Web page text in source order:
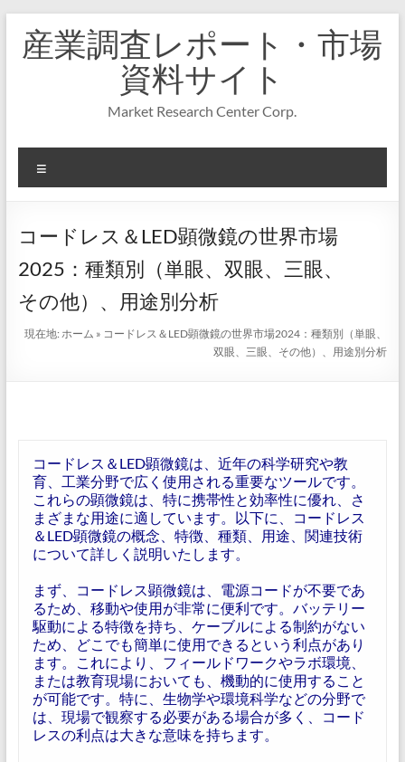
キ
プ
産業調査レポート・市場
資料サイト
Market Research Center Corp.
ニ
ー
コードレス＆LED顕微鏡の世界市場
2025：種類別（単眼、双眼、三眼、
その他）、用途別分析
現在地:ホーム » コードレス＆LED顕微鏡の世界市場2024：種類別（単眼、
双眼、三眼、その他）、用途別分析
コードレス＆LED顕微鏡は、近年の科学研究や教
育、工業分野で広く使用される重要なツールです。
これらの顕微鏡は、特に携帯性と効率性に優れ、さ
まざまな用途に適しています。以下に、コードレス
＆LED顕微鏡の概念、特徴、種類、用途、関連技術
について詳しく説明いたします。
まず、コードレス顕微鏡は、電源コードが不要であ
るため、移動や使用が非常に便利です。バッテリー
駆動による特徴を持ち、ケーブルによる制約がない
ため、どこでも簡単に使用できるという利点があり
ます。これにより、フィールドワークやラボ環境、
または教育現場においても、機動的に使用すること
が可能です。特に、生物学や環境科学などの分野で
は、現場で観察する必要がある場合が多く、コード
レスの利点は大きな意味を持ちます。